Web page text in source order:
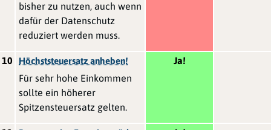
bisher zu nutzen, auch wenn
dafür der Datenschutz
reduziert werden muss.
10 Höchststeuersatz anheben!
Für sehr hohe Einkommen
sollte ein höherer
Spitzensteuersatz gelten.
Ja!